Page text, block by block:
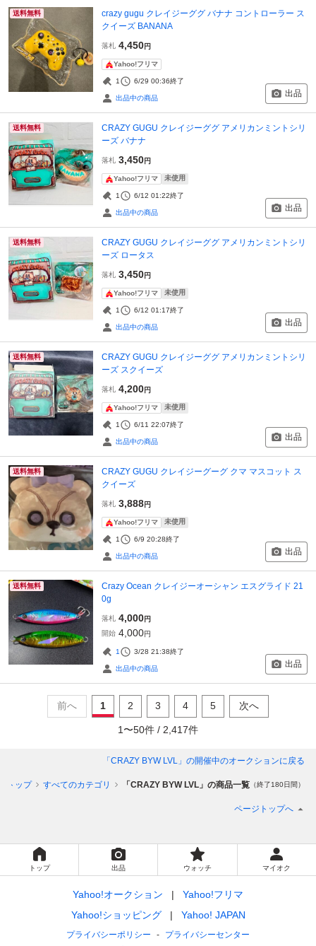
送料無料
crazy gugu クレイジーググ バナナ コントローラー ス
クイーズ BANANA
落札 4,450円
Yahoo!フリマ
1 6/29 00:36終了
出品中の商品 出品
送料無料
CRAZY GUGU クレイジーググ アメリカンミントシリ
ーズ バナナ
落札 3,450円
Yahoo!フリマ 未使用
1 6/12 01:22終了
出品中の商品 出品
送料無料
CRAZY GUGU クレイジーググ アメリカンミントシリ
ーズ ロータス
落札 3,450円
Yahoo!フリマ 未使用
1 6/12 01:17終了
出品中の商品 出品
送料無料
CRAZY GUGU クレイジーググ アメリカンミントシリ
ーズ スクイーズ
落札 4,200円
Yahoo!フリマ 未使用
1 6/11 22:07終了
出品中の商品 出品
送料無料
CRAZY GUGU クレイジーグーグ クマ マスコット ス
クイーズ
落札 3,888円
Yahoo!フリマ 未使用
1 6/9 20:28終了
出品中の商品 出品
送料無料
Crazy Ocean クレイジーオーシャン エスグライド 21
0g
落札 4,000円
開始 4,000円
1 3/28 21:38終了
出品中の商品 出品
前へ 1 2 3 4 5 次へ
1 〜50件 / 2,417件
「CRAZY BYW LVL」 の開催中のオークションに戻る
トップ すべてのカテゴリ 「CRAZY BYW LVL」の商品一覧 （終了180日間）
ページトップへ
トップ 出品 ウォッチ マイオク
Yahoo!オークション
Yahoo!フリマ
Yahoo!ショッピング
Yahoo! JAPAN
プライバシーポリシー
プライバシーセンター